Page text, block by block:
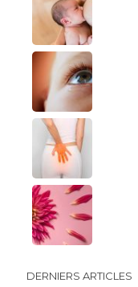
DERNIERS ARTICLES